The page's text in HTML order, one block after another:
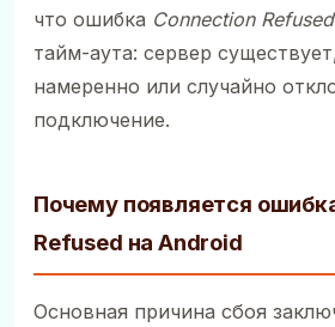
что ошибка Connection Refused
тайм-аута: сервер
намеренно или случайно
подключение.
Почему появляется
Refused на Android
Основная причина сбоя